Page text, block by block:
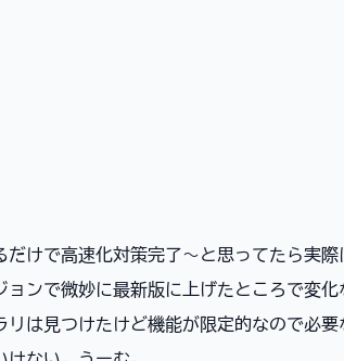
だけで高速化対策完了〜と思ってたら実
ョンで微妙に最新版に上げたところで
は見つけたけど機能が限定的なので必要